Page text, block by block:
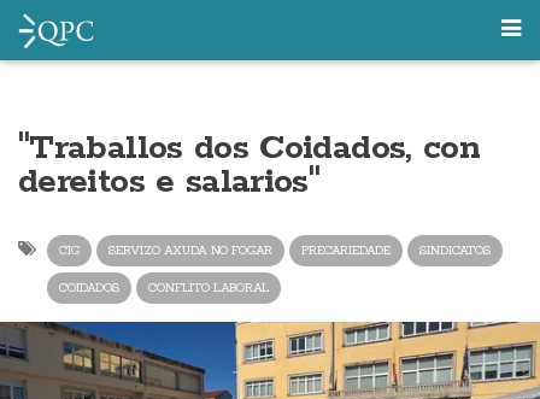
"Traballos dos Coidados, con
dereitos e salarios"
CIG SERVIZO AXUDA NO FOGAR PRECARIEDADE SINDICATOS
COIDADOS CONFLITO LABORAL